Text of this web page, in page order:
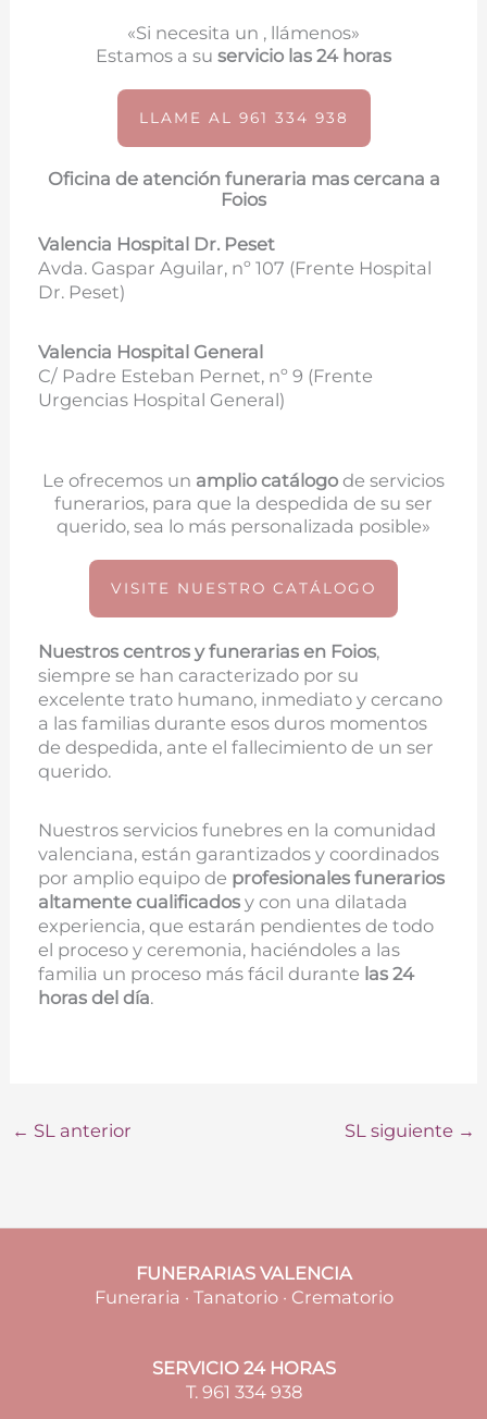
«Si necesita un , llámenos»
Estamos a su servicio las 24 horas
LLAME AL 961 334 938
Oficina de atención funeraria mas cercana a
Foios
Valencia Hospital Dr. Peset
Avda. Gaspar Aguilar, nº 107 (Frente Hospital
Dr. Peset)
Valencia Hospital General
C/ Padre Esteban Pernet, nº 9 (Frente
Urgencias Hospital General)
Le ofrecemos un amplio catálogo de servicios
funerarios, para que la despedida de su ser
querido, sea lo más personalizada posible»
VISITE NUESTRO CATÁLOGO
Nuestros centros y funerarias en Foios,
siempre se han caracterizado por su
excelente trato humano, inmediato y cercano
a las familias durante esos duros momentos
de despedida, ante el fallecimiento de un ser
querido.
Nuestros servicios funebres en la comunidad
valenciana, están garantizados y coordinados
por amplio equipo de profesionales funerarios
altamente cualificados y con una dilatada
experiencia, que estarán pendientes de todo
el proceso y ceremonia, haciéndoles a las
familia un proceso más fácil durante las 24
horas del día.
← SL anterior SL siguiente →
FUNERARIAS VALENCIA
Funeraria · Tanatorio · Crematorio
SERVICIO 24 HORAS
T. 961 334 938